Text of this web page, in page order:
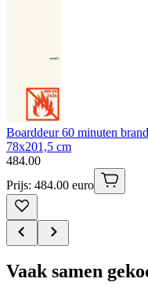
Boarddeur 60 minuten
78x201,5 cm
484.00
Prijs: 484.00 euro
Vaak samen